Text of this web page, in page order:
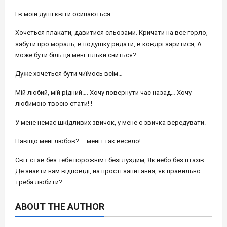
І в моїй душі квіти осипаються…
Хочеться плакати, давитися сльозами. Кричати на все горло,
забути про мораль, в подушку ридати, в ковдрі заритися, А
може бути біль ця мені тільки сниться?
Дуже хочеться бути чиїмось всім…
Мій любий, мій рідний…. Хочу повернути час назад… Хочу
любимою твоєю стати! !
У мене немає шкідливих звичок, у мене є звичка вередувати.
Навіщо мені любов? – мені і так весело!
Світ став без тебе порожнім і безглуздим, Як небо без птахів.
Де знайти нам відповіді, на прості запитання, як правильно
треба любити?
ABOUT THE AUTHOR